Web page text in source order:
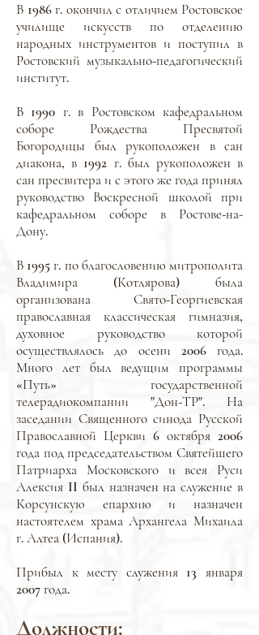
В 1986 г. окончил с отличием Ростовское
училище искусств по отделению
народных инструментов и поступил в
Ростовский музыкально-педагогический
институт.
В 1990 г. в Ростовском кафедральном
соборе Рождества Пресвятой
Богородицы был рукоположен в сан
диакона, в 1992 г. был рукоположен в
сан пресвитера и с этого же года принял
руководство Воскресной школой при
кафедральном соборе в Ростове-на-
Дону.
В 1995 г. по благословению митрополита
Владимира (Котлярова) была
организована Свято-Георгиевская
православная классическая гимназия,
духовное руководство которой
осуществлялось до осени 2006 года.
Много лет был ведущим программы
«Путь» государственной
телерадиокомпании "Дон-ТР". На
заседании Священного синода Русской
Православной Церкви 6 октября 2006
года под председательством Святейшего
Патриарха Московского и всея Руси
Алексия II был назначен на служение в
Корсунскую епархию и назначен
настоятелем храма Архангела Михаила
г. Алтеа (Испания).
Прибыл к месту служения 13 января
2007 года.
Должности: